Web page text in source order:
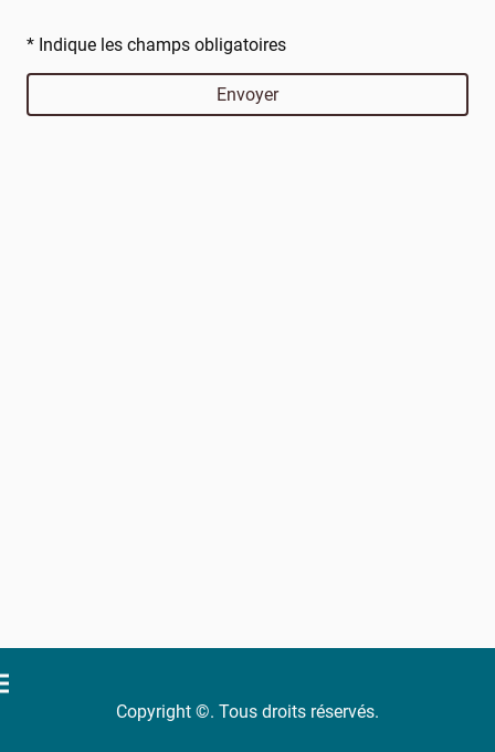
* Indique les champs obligatoires
Envoyer
Copyright ©. Tous droits réservés.